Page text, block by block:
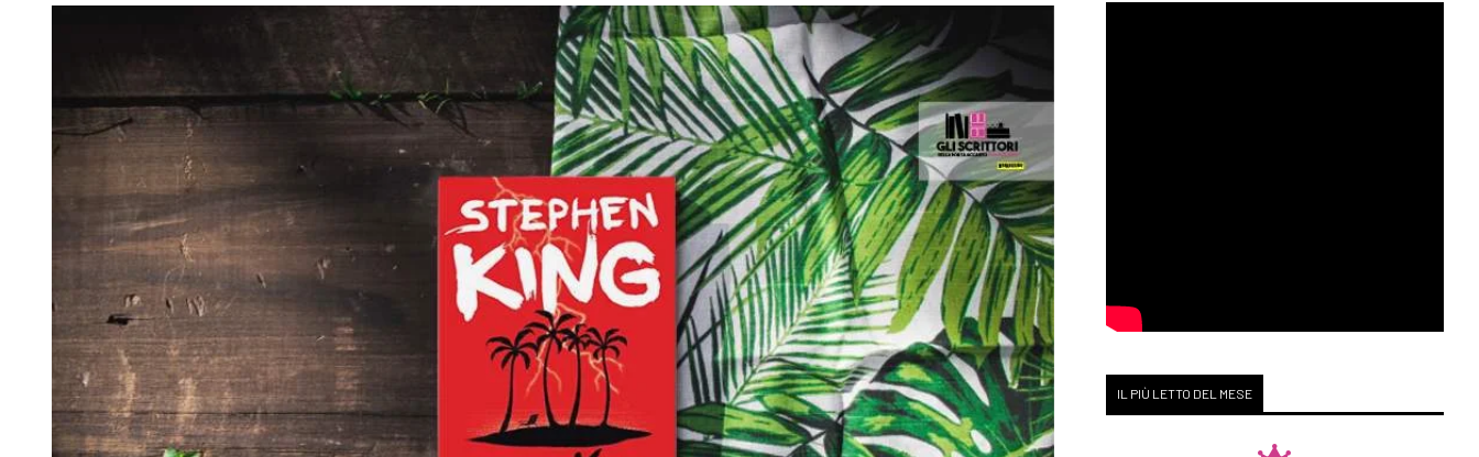
IL PIÙ LETTO DEL MESE